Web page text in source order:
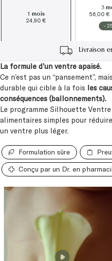
1 mois
24,90 €
-
3
56,00 €
Cadeau
La formule d’un ventre apaisé.
Ce n’est pas un “pansement”,
durable qui cible à la fois les
conséquences (ballonnements).
Le programme Silhouette
alimentaires simples pour
un ventre plus léger.
Formulation sûre
Conçu par un Dr. en